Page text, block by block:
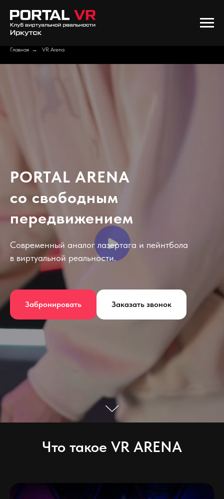
Главная → VR Arena
PORTAL ARENA
со свободным
передвижением
Современный аналог лазертага и пейнтбола
в виртуальной реальности.
Забронировать Заказать звонок
Что такое VR ARENA